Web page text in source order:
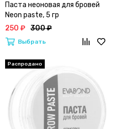
Паста неоновая для бровей
Neon paste, 5 гр
250 ₽ 300 ₽
Выбрать